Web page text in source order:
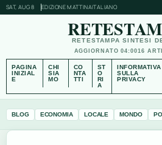
SAT, AUG 8 EDIZIONE MATTINAITALIANO
RETESTAMPA SINTESI
AGGIORNATO 04:0016
PAGINA
INIZIAL
E
CHI
SIA
MO
CO
NTA
TTI
ST
O
RI
A
INFORMATIVA
SULLA
PRIVACY
BLOG ECONOMIA LOCALE MONDO